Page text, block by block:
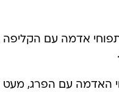
אדמה עם הקליפה
האדמה עם הפרג, מעט